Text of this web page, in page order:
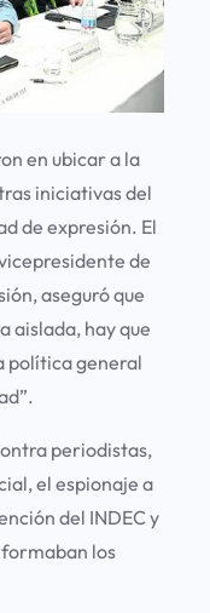
en ubicar a la
iniciativas del
de expresión. El
de
aseguró que
aislada, hay que
política general
periodistas,
el espionaje a
del INDEC y
los